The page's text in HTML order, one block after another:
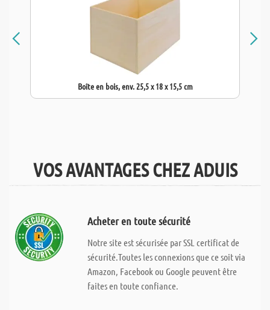
Boîte en bois, env. 25,5 x 18 x 15,5 cm
VOS AVANTAGES CHEZ ADUIS
Acheter en toute sécurité
Notre site est sécurisée par SSL certificat de
sécurité.Toutes les connexions que ce soit via
Amazon, Facebook ou Google peuvent être
faites en toute confiance.